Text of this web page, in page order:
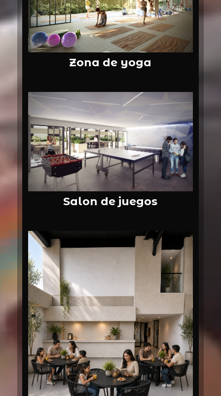
Zona de yoga
Salon de juegos